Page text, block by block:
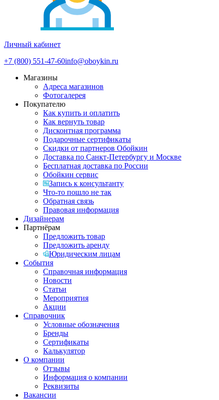
Личный кабинет
+7 (800) 551-47-60info@oboykin.ru
Магазины
Адреса магазинов
Фотогалерея
Покупателю
Как купить и оплатить
Как вернуть товар
Дисконтная программа
Подарочные сертификаты
Скидки от партнеров Обойкин
Доставка по Санкт-Петербургу и Москве
Бесплатная доставка по России
Обойкин сервис
Запись к консультанту
Что-то пошло не так
Обратная связь
Правовая информация
Дизайнерам
Партнёрам
Предложить товар
Предложить аренду
Юридическим лицам
События
Справочная информация
Новости
Статьи
Мероприятия
Акции
Справочник
Условные обозначения
Бренды
Сертификаты
Калькулятор
О компании
Отзывы
Информация о компании
Реквизиты
Вакансии